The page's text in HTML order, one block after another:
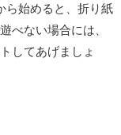
ら始めると、折り紙
べない場合には、
してあげましょ